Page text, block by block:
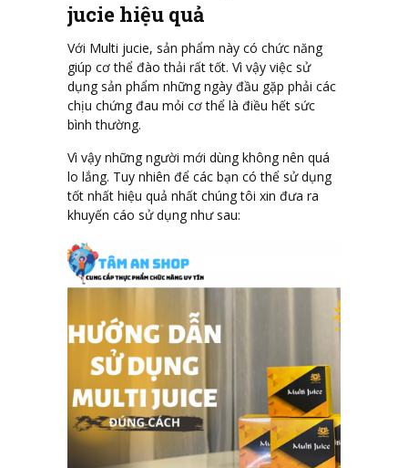
jucie hiệu quả
Với Multi jucie, sản phẩm này có chức năng
giúp cơ thể đào thải rất tốt. Vì vậy việc sử
dụng sản phẩm những ngày đầu gặp phải các
chịu chứng đau mỏi cơ thể là điều hết sức
bình thường.
Vì vậy những người mới dùng không nên quá
lo lắng. Tuy nhiên để các bạn có thể sử dụng
tốt nhất hiệu quả nhất chúng tôi xin đưa ra
khuyến cáo sử dụng như sau: